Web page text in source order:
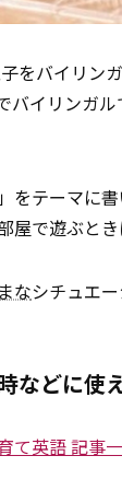
をバイリン
バイリンガ
をテーマに
屋で遊ぶと
なシチュエ
などに使
て英語 記事